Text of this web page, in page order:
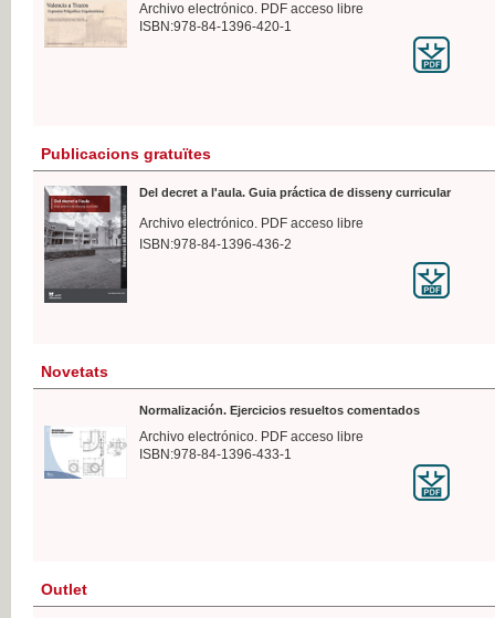
Archivo electrónico. PDF acceso libre
ISBN:978-84-1396-420-1
Publicacions gratuïtes
Del decret a l'aula. Guia práctica de disseny curricular
Archivo electrónico. PDF acceso libre
ISBN:978-84-1396-436-2
Novetats
Normalización. Ejercicios resueltos comentados
Archivo electrónico. PDF acceso libre
ISBN:978-84-1396-433-1
Outlet